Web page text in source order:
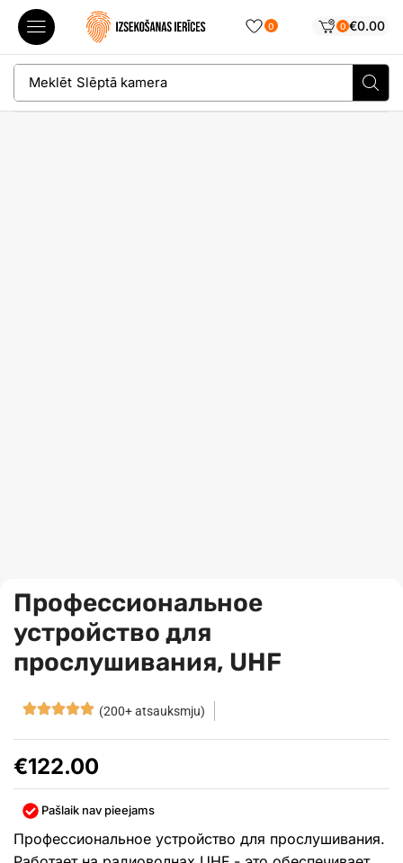
0 0 €0.00
Meklēt Slēptā kamera
Профессиональное
устройство для
прослушивания, UHF
(200+ atsauksmju)
€122.00
Pašlaik nav pieejams
Профессиональное устройство для прослушивания.